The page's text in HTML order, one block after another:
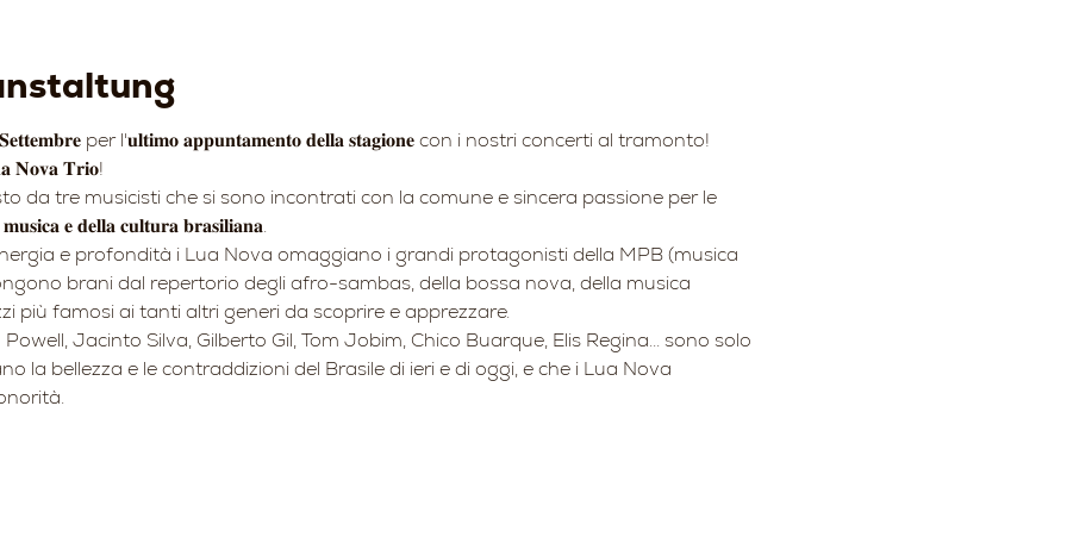
per l'𝐮𝐥𝐭𝐢𝐦𝐨 𝐚𝐩𝐩𝐮𝐧𝐭𝐚𝐦𝐞𝐧𝐭𝐨 𝐝𝐞𝐥𝐥𝐚 𝐬𝐭𝐚𝐠𝐢𝐨𝐧𝐞 con i nostri concerti al tramonto!
𝐍𝐨𝐯𝐚 𝐓𝐫𝐢𝐨!
da tre musicisti che si sono incontrati con la comune e sincera passione per le
𝐞 𝐝𝐞𝐥𝐥𝐚 𝐜𝐮𝐥𝐭𝐮𝐫𝐚 𝐛𝐫𝐚𝐬𝐢𝐥𝐢𝐚𝐧𝐚.
e profondità i Lua Nova omaggiano i grandi protagonisti della MPB (musica
brani dal repertorio degli afro-sambas, della bossa nova, della musica
più famosi ai tanti altri generi da scoprire e apprezzare.
Jacinto Silva, Gilberto Gil, Tom Jobim, Chico Buarque, Elis Regina... sono solo
la bellezza e le contraddizioni del Brasile di ieri e di oggi, e che i Lua Nova